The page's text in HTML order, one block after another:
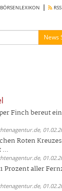
BÖRSENLEXIKON RSS
News
Finch bereut
Roten
...
Prozent aller